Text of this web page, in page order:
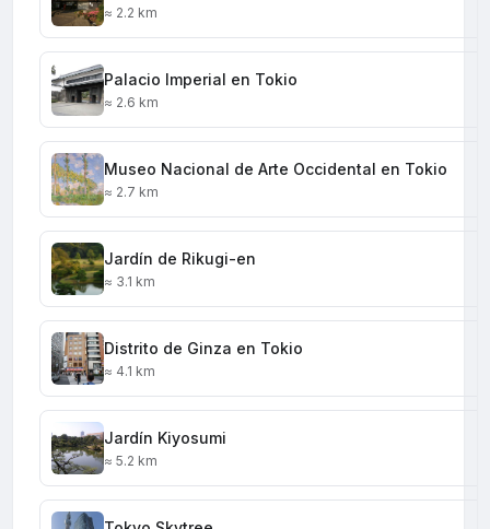
≈ 2.2 km
Palacio Imperial en Tokio
≈ 2.6 km
Museo Nacional de Arte Occidental en Tokio
≈ 2.7 km
Jardín de Rikugi-en
≈ 3.1 km
Distrito de Ginza en Tokio
≈ 4.1 km
Jardín Kiyosumi
≈ 5.2 km